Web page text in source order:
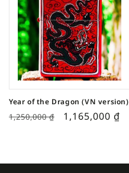
Year of the Dragon (VN version)
1,250,000₫ 1,165,000 ₫